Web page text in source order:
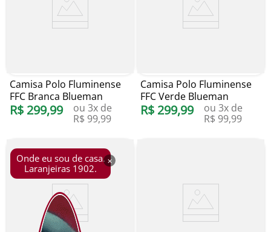
×
Onde eu sou de casa.
Laranjeiras 1902.
Camisa Polo Fluminense
FFC Branca Blueman
R$ 299,99 ou 3x de
R$ 99,99
Camisa Polo Fluminense
FFC Verde Blueman
R$ 299,99 ou 3x de
R$ 99,99